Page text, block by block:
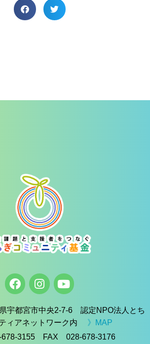
宇都宮市中央2-7-6 認定NPO法人とち
ィアネットワーク内 》MAP
3155 FAX 028-678-3176